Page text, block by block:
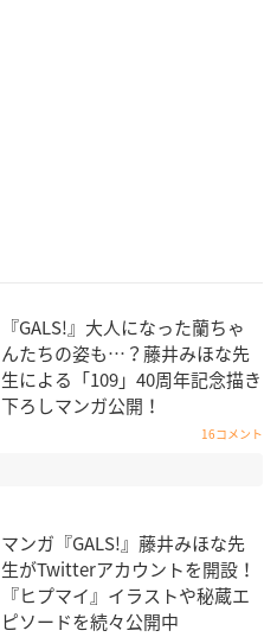
『GALS!』大人になった蘭ちゃ
んたちの姿も…？藤井みほな先
生による「109」40周年記念描き
下ろしマンガ公開！
16コメント
マンガ『GALS!』藤井みほな先
生がTwitterアカウントを開設！
『ヒプマイ』イラストや秘蔵エ
ピソードを続々公開中